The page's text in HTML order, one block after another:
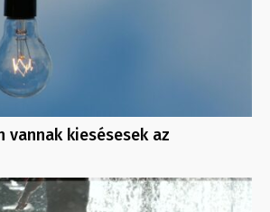
vannak kiesésesek az